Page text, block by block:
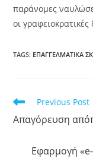
παράνομες
οι
TAGS: ΕΠΑΓΓΕΛΜΑΤΙΚΆ
Read
articles
Previous Post
Απαγόρευση
Eφαρμογή